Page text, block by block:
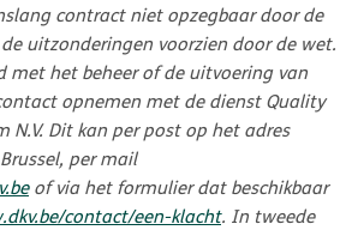
contract niet opzegbaar door de
uitzonderingen voorzien door de wet.
met het beheer of de uitvoering van
opnemen met de dienst Quality
N.V. Dit kan per post op het adres
per mail
of via het formulier dat beschikbaar
contact/een-klacht. In tweede